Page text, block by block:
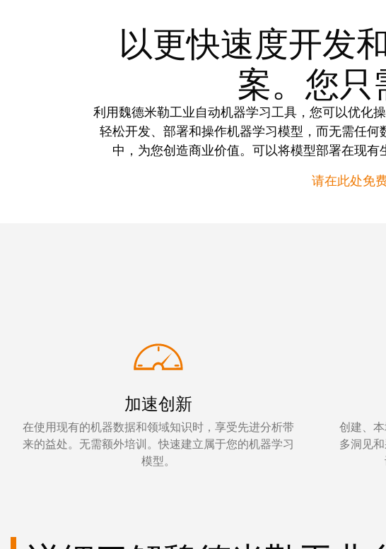
以更快速度开发
案。您只
利用魏德米勒工业自动机器学习工具，您可以优化
轻松开发、部署和操作机器学习模型，而无需任
中，为您创造商业价值。可以将模型部署在现
请在此处免
加速创新
在使用现有的机器数据和领域知识时，享受先进分析带
来的益处。无需额外培训。快速建立属于您的机器学习
模型。
创建、
多洞见